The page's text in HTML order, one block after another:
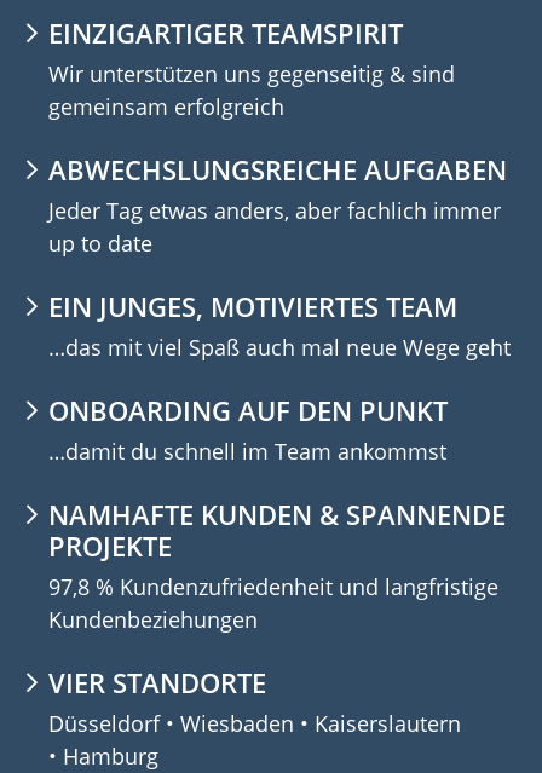
EINZIGARTIGER TEAMSPIRIT
Wir unterstützen uns gegenseitig & sind
gemeinsam erfolgreich
ABWECHSLUNGSREICHE AUFGABEN
Jeder Tag etwas anders, aber fachlich immer
up to date
EIN JUNGES, MOTIVIERTES TEAM
…das mit viel Spaß auch mal neue Wege geht
ONBOARDING AUF DEN PUNKT
…damit du schnell im Team ankommst
NAMHAFTE KUNDEN & SPANNENDE
PROJEKTE
97,8 % Kundenzufriedenheit und langfristige
Kundenbeziehungen
VIER STANDORTE
Düsseldorf • Wiesbaden • Kaiserslautern
• Hamburg